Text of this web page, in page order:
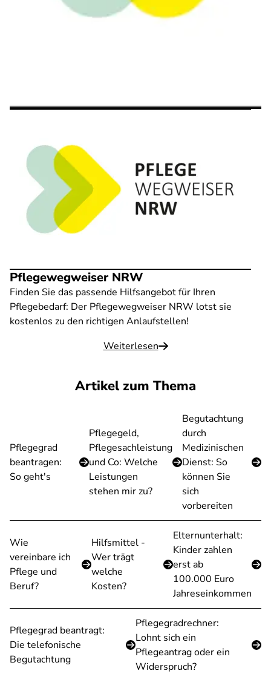
Pflegewegweiser NRW
Finden Sie das passende Hilfsangebot für Ihren
Pflegebedarf: Der Pflegewegweiser NRW lotst sie
kostenlos zu den richtigen Anlaufstellen!
Weiterlesen
Artikel zum Thema
Pflegegrad
beantragen:
So geht's
Pflegegeld,
Pflegesachleistung
und Co: Welche
Leistungen
stehen mir zu?
Begutachtung
durch
Medizinischen
Dienst: So
können Sie
sich
vorbereiten
Wie
vereinbare ich
Pflege und
Beruf?
Hilfsmittel -
Wer trägt
welche
Kosten?
Elternunterhalt:
Kinder zahlen
erst ab
100.000 Euro
Jahreseinkommen
Pflegegrad beantragt:
Die telefonische
Begutachtung
Pflegegradrechner:
Lohnt sich ein
Pflegeantrag oder ein
Widerspruch?